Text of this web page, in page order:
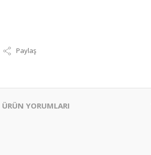
Paylaş
ÜRÜN YORUMLARI